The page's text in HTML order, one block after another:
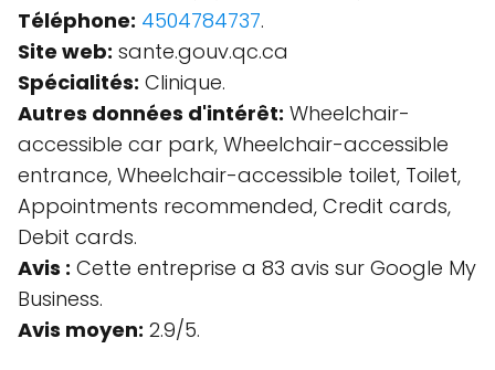
Téléphone: 4504784737.
Site web: sante.gouv.qc.ca
Spécialités: Clinique.
Autres données d'intérêt: Wheelchair-
accessible car park, Wheelchair-accessible
entrance, Wheelchair-accessible toilet, Toilet,
Appointments recommended, Credit cards,
Debit cards.
Avis : Cette entreprise a 83 avis sur Google My
Business.
Avis moyen: 2.9/5.